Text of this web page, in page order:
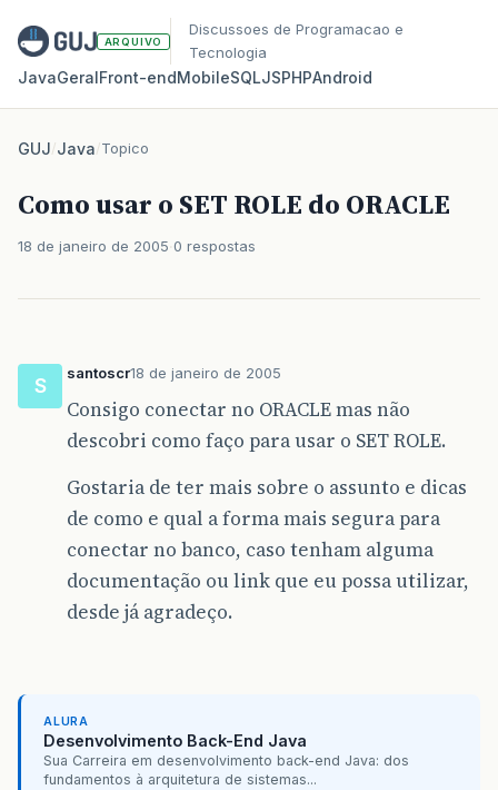
ARQUIVO
Discussoes de Programacao e
Tecnologia
JavaGeralFront‑endMobileSQLJSPHPAndroid
GUJ/Java/Topico
Como usar o SET ROLE do ORACLE
18 de janeiro de 2005 0 respostas
S
santoscr18 de janeiro de 2005
Consigo conectar no ORACLE mas não
descobri como faço para usar o SET ROLE.
Gostaria de ter mais sobre o assunto e dicas
de como e qual a forma mais segura para
conectar no banco, caso tenham alguma
documentação ou link que eu possa utilizar,
desde já agradeço.
ALURA
Desenvolvimento Back-End Java
Sua Carreira em desenvolvimento back-end Java: dos
fundamentos à arquitetura de sistemas...